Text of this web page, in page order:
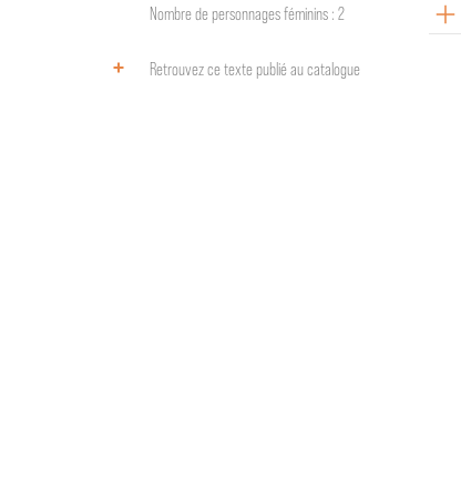
Nombre de personnages féminins : 2
Retrouvez ce texte publié au catalogue